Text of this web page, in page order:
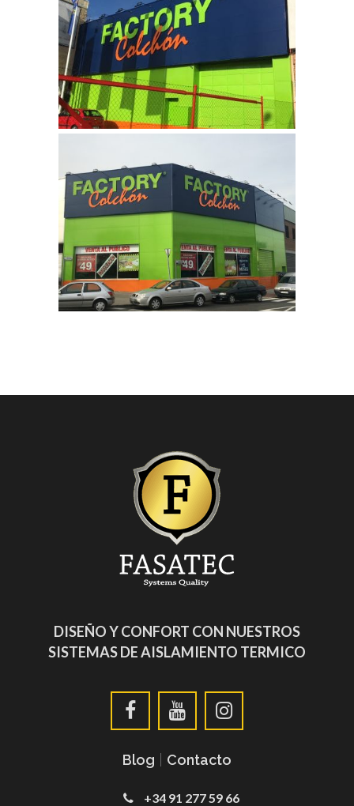
DISEÑO Y CONFORT CON NUESTROS
SISTEMAS DE AISLAMIENTO TERMICO
Blog Contacto
+34 91 277 59 66